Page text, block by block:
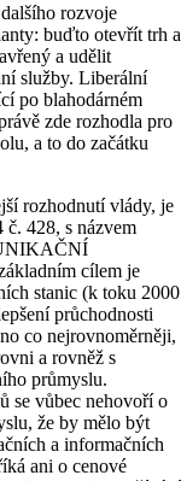
rozvoje
buďto otevřít trh a
a udělit
služby. Liberální
po blahodárném
zde rozhodla pro
a to do začátku
rozhodnutí vlády, je
č. 428, s názvem
cílem je
stanic (k toku 2000
průchodnosti
co nejrovnoměrněji,
a rovněž s
průmyslu.
se vůbec nehovoří o
že by mělo být
a informačních
ani o cenové